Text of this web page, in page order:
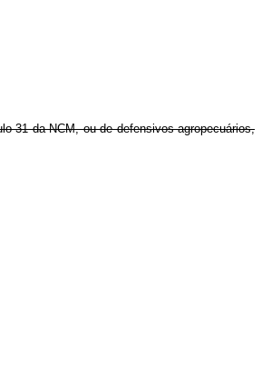
31 da NCM, ou de defensivos agropecuários,